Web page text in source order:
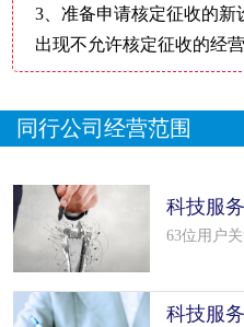
3、准备申请核定征收的新
出现不允许核定征收的经营
同行公司经营范围
科技服
什么（精
63位用户
科技服